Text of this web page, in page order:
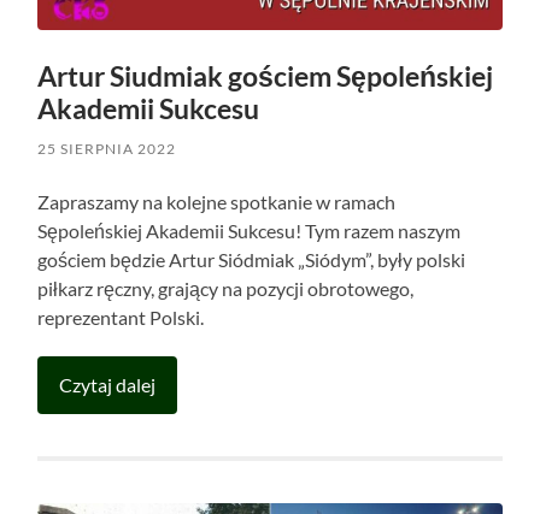
Artur Siudmiak gościem Sępoleńskiej
Akademii Sukcesu
25 SIERPNIA 2022
Zapraszamy na kolejne spotkanie w ramach
Sępoleńskiej Akademii Sukcesu! Tym razem naszym
gościem będzie Artur Siódmiak „Siódym”, były polski
piłkarz ręczny, grający na pozycji obrotowego,
reprezentant Polski.
Czytaj dalej